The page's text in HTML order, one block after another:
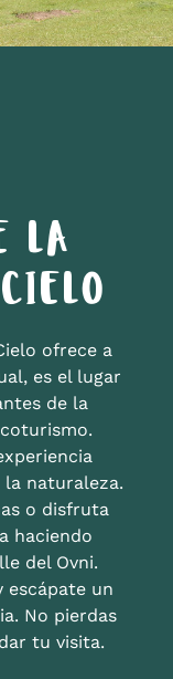
LA
ofrece a
es el lugar
de la
naturaleza.
o disfruta
haciendo
del Ovni.
escápate un
No pierdas
tu visita.